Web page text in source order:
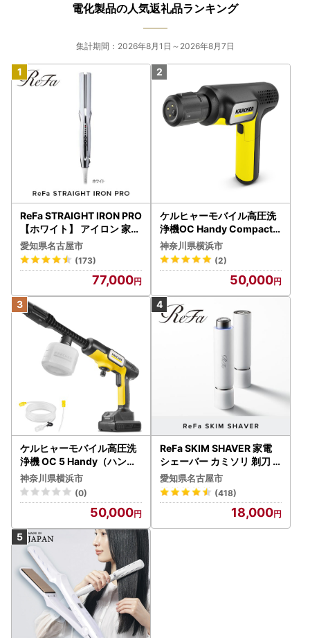
電化製品の人気返礼品ランキング
集計期間：2026年8月1日～2026年8月7日
ReFa STRAIGHT IRON PRO
【ホワイト】 アイロン 家電
美容 リファ アイロン
愛知県名古屋市
(173)
77,000
ケルヒャーモバイル高圧洗
浄機OC Handy Compact
（ハンディエア） APV000
7
神奈川県横浜市
(2)
50,000
ケルヒャーモバイル高圧洗
浄機 OC 5 Handy（ハンデ
ィジェット） APV0006
神奈川県横浜市
(0)
50,000
ReFa SKIM SHAVER 家電
シェーバー カミソリ 剃刀
シェーバー
愛知県名古屋市
(418)
18,000